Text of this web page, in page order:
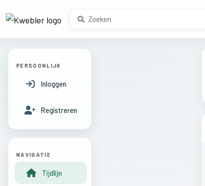
PERSOONLIJK
Inloggen
Registreren
NAVIGATIE
Tijdlijn